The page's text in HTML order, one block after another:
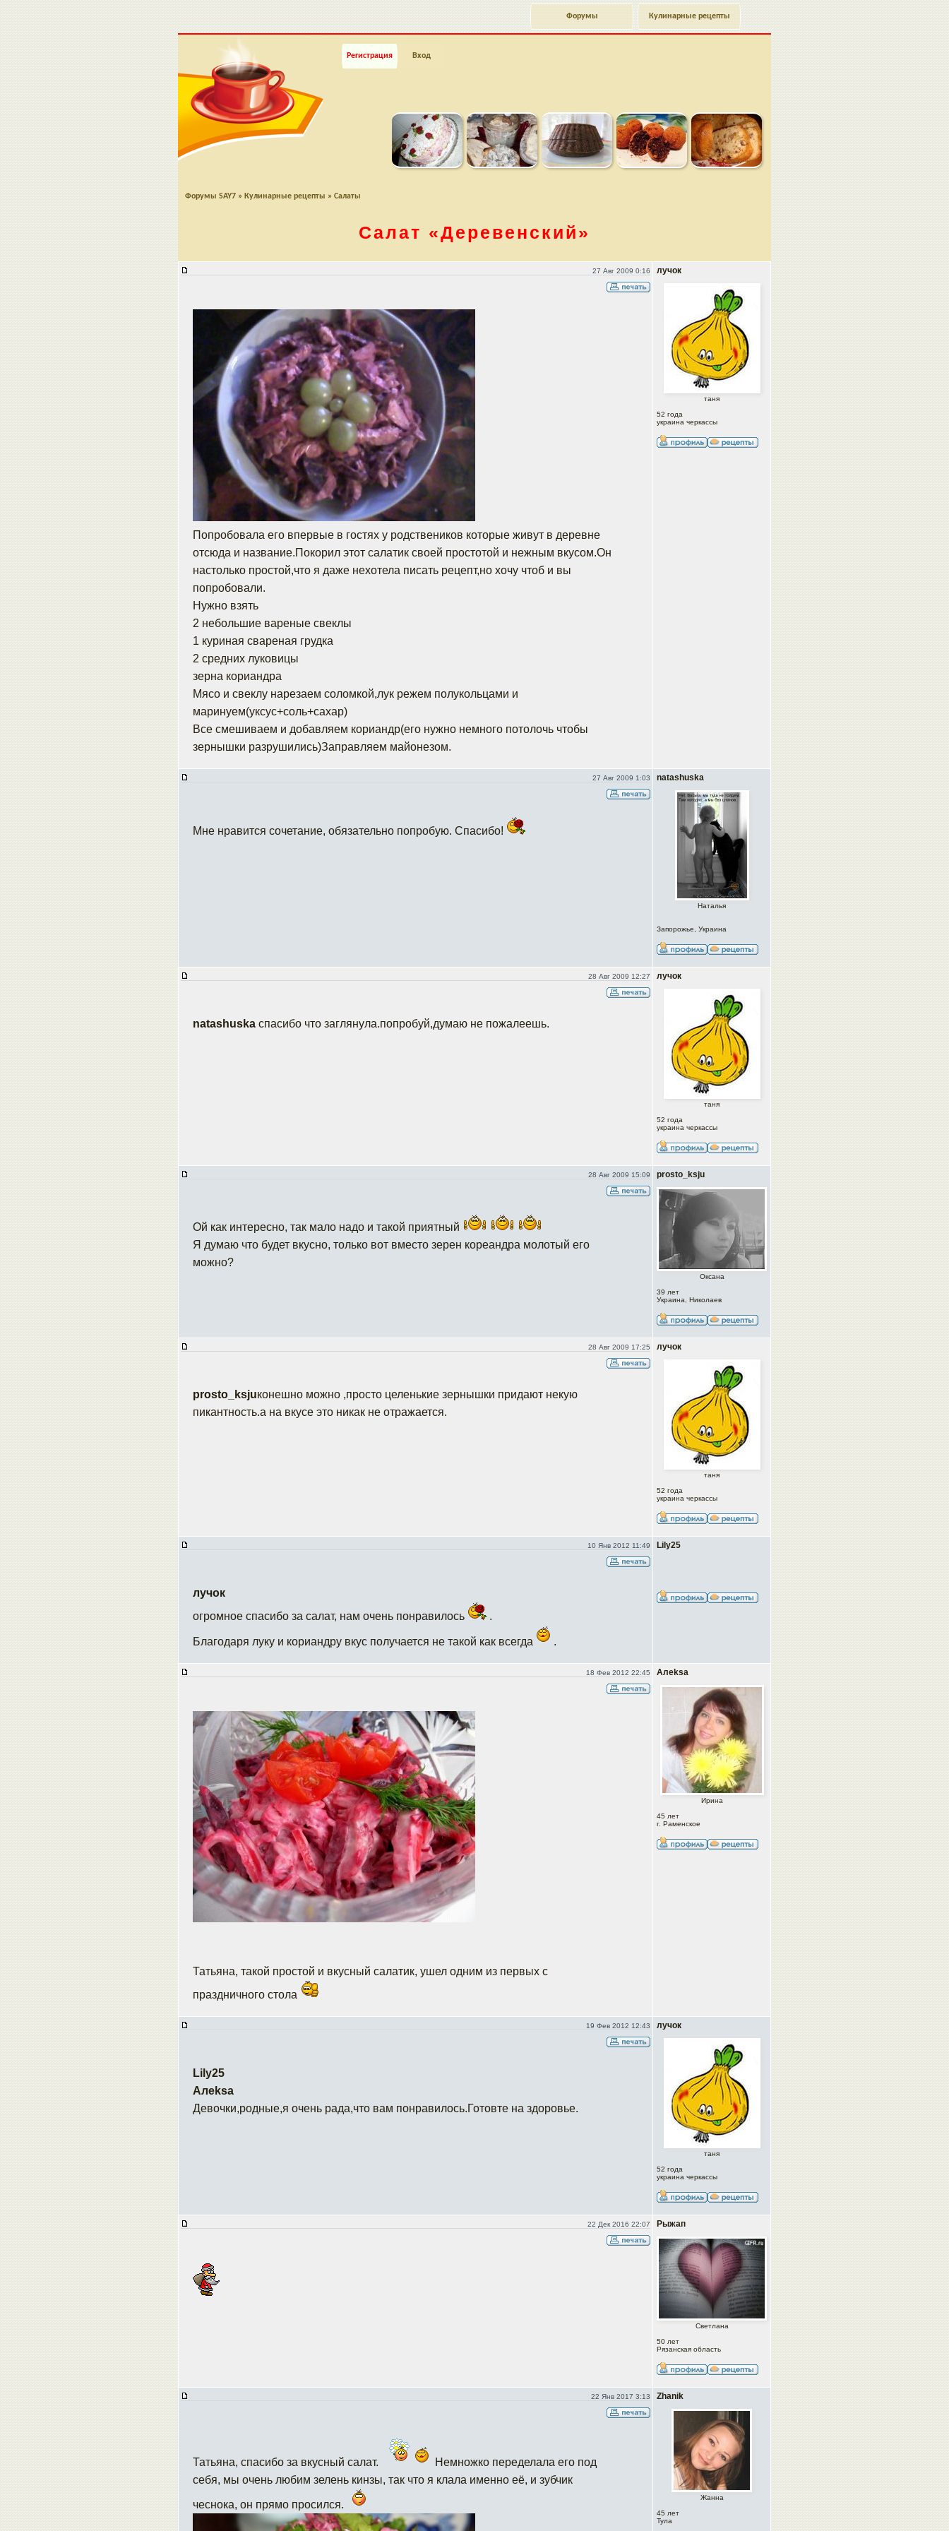
Кулинарные рецепты
Форумы
Регистрация Вход
Форумы SAY7 » Кулинарные рецепты » Салаты
Салат «Деревенский»
27 Авг 2009 0:16 лучок
таня
52 года
украина черкассы
Попробовала его впервые в гостях у родствеников которые живут в деревне
отсюда и название.Покорил этот салатик своей простотой и нежным вкусом.Он
настолько простой,что я даже нехотела писать рецепт,но хочу чтоб и вы
попробовали.
Нужно взять
2 небольшие вареные свеклы
1 куриная свареная грудка
2 средних луковицы
зерна кориандра
Мясо и свеклу нарезаем соломкой,лук режем полукольцами и
маринуем(уксус+соль+сахар)
Все смешиваем и добавляем кориандр(его нужно немного потолочь чтобы
зернышки разрушились)Заправляем майонезом.
27 Авг 2009 1:03 natashuska
Наталья
Запорожье, Украина
Мне нравится сочетание, обязательно попробую. Спасибо!
28 Авг 2009 12:27 лучок
таня
52 года
украина черкассы
natashuska спасибо что заглянула.попробуй,думаю не пожалеешь.
28 Авг 2009 15:09 prosto_ksju
Оксана
39 лет
Украина, Николаев
Ой как интересно, так мало надо и такой приятный
Я думаю что будет вкусно, только вот вместо зерен кореандра молотый его
можно?
28 Авг 2009 17:25 лучок
таня
52 года
украина черкассы
prosto_ksjuконешно можно ,просто целенькие зернышки придают некую
пикантность.а на вкусе это никак не отражается.
10 Янв 2012 11:49 Lily25
лучок
огромное спасибо за салат, нам очень понравилось
.
Благодаря луку и кориандру вкус получается не такой как всегда .
18 Фев 2012 22:45 Алеksa
Ирина
45 лет
г. Раменское
Татьяна, такой простой и вкусный салатик, ушел одним из первых с
праздничного стола
19 Фев 2012 12:43 лучок
таня
52 года
украина черкассы
Lily25
Алеksa
Девочки,родные,я очень рада,что вам понравилось.Готовте на здоровье.
22 Дек 2016 22:07 Рыжап
Светлана
50 лет
Рязанская область
22 Янв 2017 3:13 Zhanik
Жанна
45 лет
Тула
Татьяна, спасибо за вкусный салат.
Немножко переделала его под
себя, мы очень любим зелень кинзы, так что я клала именно её, и зубчик
чеснока, он прямо просился.